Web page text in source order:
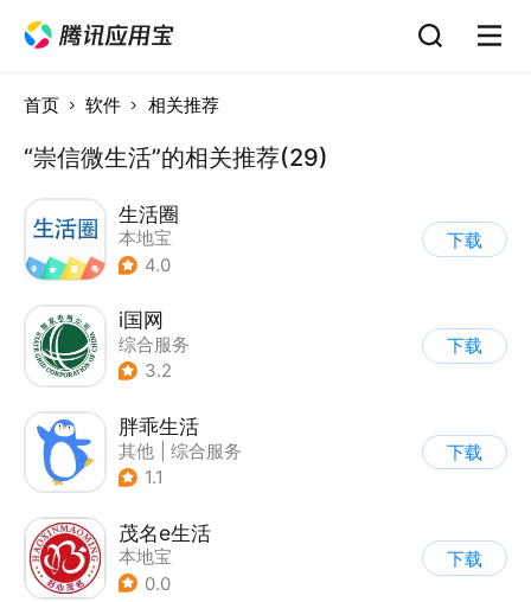
首页 软件 相关推荐
“崇信微生活”的相关推荐(29)
生活圈
本地宝
4.0
下载
i国网
综合服务
3.2
下载
胖乖生活
其他
综合服务
1.1
下载
茂名e生活
本地宝
0.0
下载